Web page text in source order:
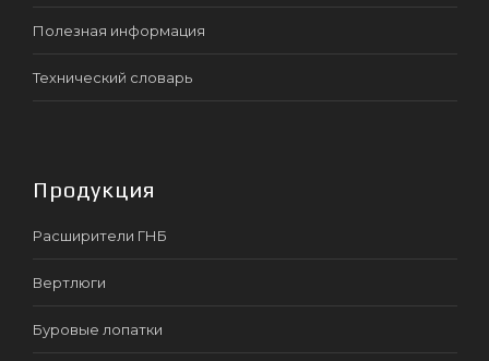
Полезная информация
Технический словарь
Продукция
Расширители ГНБ
Вертлюги
Буровые лопатки